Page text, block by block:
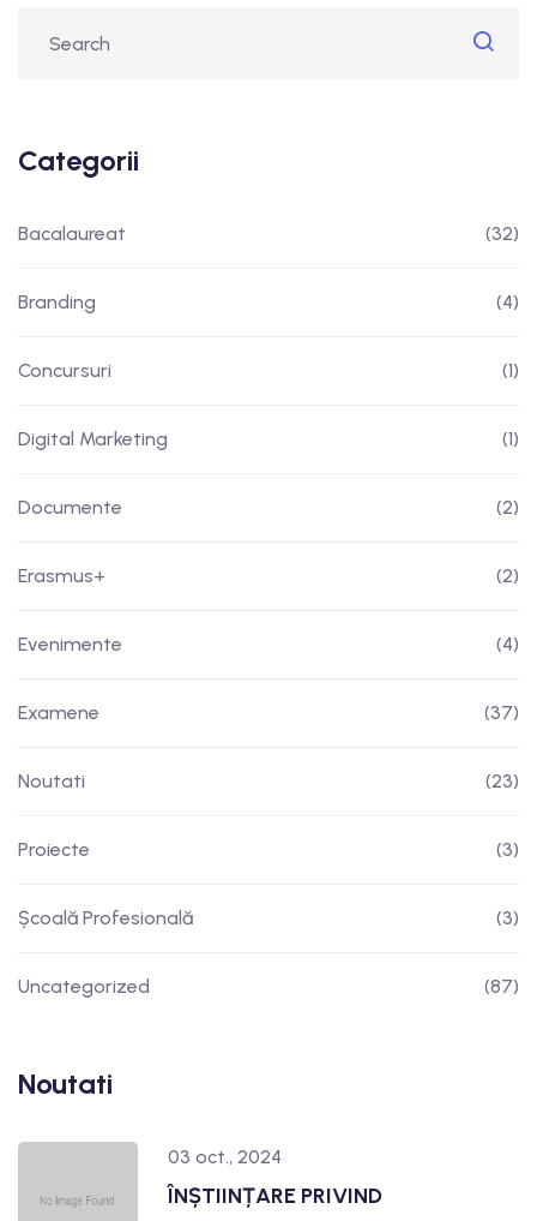
Categorii
Bacalaureat (32)
Branding (4)
Concursuri (1)
Digital Marketing (1)
Documente (2)
Erasmus+ (2)
Evenimente (4)
Examene (37)
Noutati (23)
Proiecte (3)
Școală Profesională (3)
Uncategorized (87)
Noutati
03 oct., 2024
ÎNȘTIINȚARE PRIVIND